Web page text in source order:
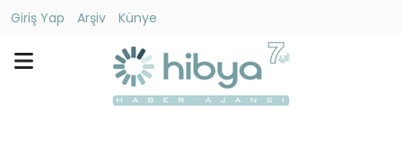
Giriş Yap Arşiv
Künye